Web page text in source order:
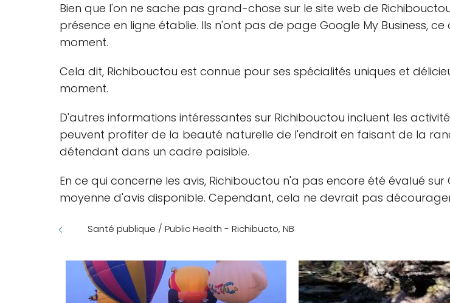
Bien que l'on ne sache pas grand-chose sur le site web de
présence en ligne établie. Ils n'ont pas de page Google My Business,
moment.
Cela dit, Richibouctou est connue pour ses spécialités uniques et
moment.
D'autres informations intéressantes sur Richibouctou incluent les
peuvent profiter de la beauté naturelle de l'endroit en faisant de la
détendant dans un cadre paisible.
En ce qui concerne les avis, Richibouctou n'a pas encore été évalué
moyenne d'avis disponible. Cependant, cela ne devrait pas
Santé publique / Public Health - Richibucto, NB